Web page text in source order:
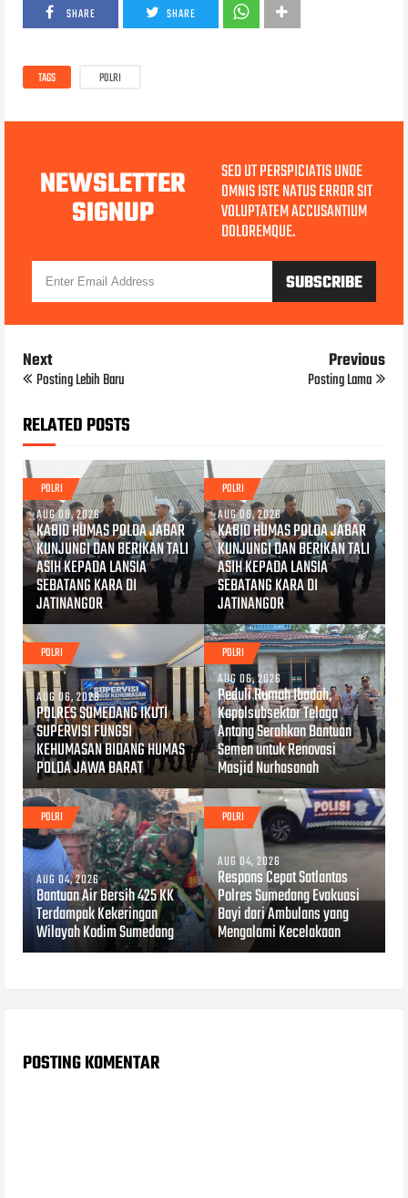
SHARE SHARE
TAGS POLRI
NEWSLETTER
SIGNUP
SED UT PERSPICIATIS UNDE
OMNIS ISTE NATUS ERROR SIT
VOLUPTATEM ACCUSANTIUM
DOLOREMQUE.
Next
Posting Lebih Baru
Previous
Posting Lama
RELATED POSTS
POLRI
AUG 08, 2026
KABID HUMAS POLDA JABAR
KUNJUNGI DAN BERIKAN TALI
ASIH KEPADA LANSIA
SEBATANG KARA DI
JATINANGOR
POLRI
AUG 06, 2026
KABID HUMAS POLDA JABAR
KUNJUNGI DAN BERIKAN TALI
ASIH KEPADA LANSIA
SEBATANG KARA DI
JATINANGOR
POLRI
AUG 06, 2026
POLRES SUMEDANG IKUTI
SUPERVISI FUNGSI
KEHUMASAN BIDANG HUMAS
POLDA JAWA BARAT
POLRI
AUG 06, 2026
Peduli Rumah Ibadah,
Kapolsubsektor Telaga
Antang Serahkan Bantuan
Semen untuk Renovasi
Masjid Nurhasanah
POLRI
AUG 04, 2026
Bantuan Air Bersih 425 KK
Terdampak Kekeringan
Wilayah Kodim Sumedang
POLRI
AUG 04, 2026
Respons Cepat Satlantas
Polres Sumedang Evakuasi
Bayi dari Ambulans yang
Mengalami Kecelakaan
POSTING KOMENTAR